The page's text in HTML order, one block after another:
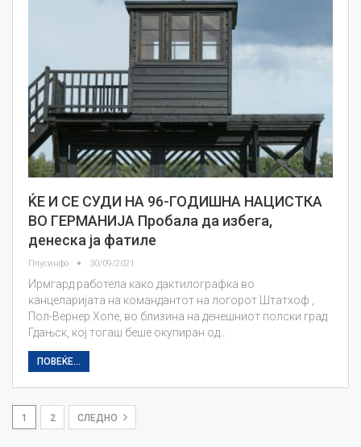
ЌЕ И СЕ СУДИ НА 96-ГОДИШНА НАЦИСТКА
ВО ГЕРМАНИЈА Пробала да избега,
денеска ја фатиле
Плусинфо 30/09/2021
Ирмгард работела како дактилографка во
канцеларијата на командантот на логорот Штатхоф ,
Пол-Вернер Хопе, во близина на денешниот полски град
Гдањск, кој тогаш беше окупиран од…
ПОВЕЌЕ...
1 2 СЛЕДНО